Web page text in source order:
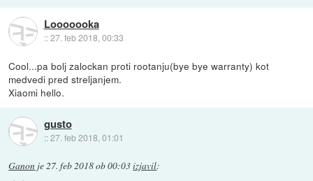
Looooooka
::27. feb 2018, 00:33
Cool...pa bolj zalockan proti rootanju(bye bye warranty) kot
medvedi pred streljanjem.
Xiaomi hello.
gusto
::27. feb 2018, 01:01
Ganon je27. feb 2018 ob 00:03izjavil: